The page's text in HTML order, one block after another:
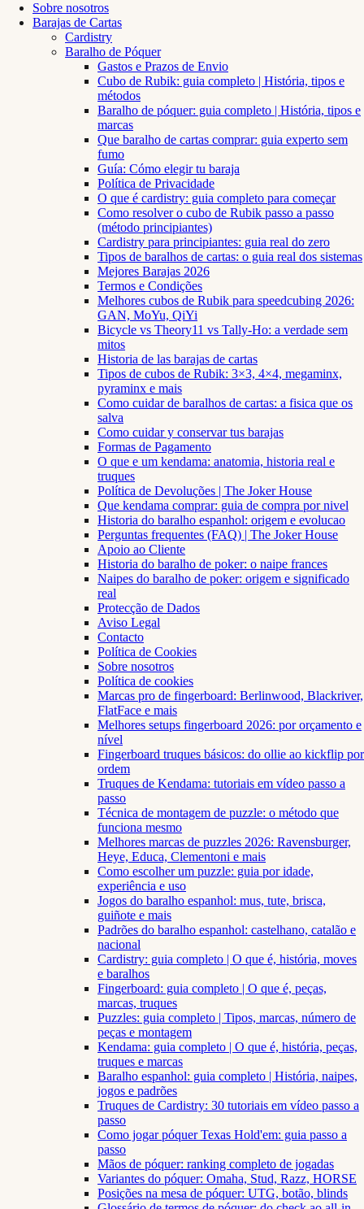
Sobre nosotros
Barajas de Cartas
Cardistry
Baralho de Póquer
Gastos e Prazos de Envio
Cubo de Rubik: guia completo | História, tipos e
métodos
Baralho de póquer: guia completo | História, tipos e
marcas
Que baralho de cartas comprar: guia experto sem
fumo
Guía: Cómo elegir tu baraja
Política de Privacidade
O que é cardistry: guia completo para começar
Como resolver o cubo de Rubik passo a passo
(método principiantes)
Cardistry para principiantes: guia real do zero
Tipos de baralhos de cartas: o guia real dos sistemas
Mejores Barajas 2026
Termos e Condições
Melhores cubos de Rubik para speedcubing 2026:
GAN, MoYu, QiYi
Bicycle vs Theory11 vs Tally-Ho: a verdade sem
mitos
Historia de las barajas de cartas
Tipos de cubos de Rubik: 3×3, 4×4, megaminx,
pyraminx e mais
Como cuidar de baralhos de cartas: a fisica que os
salva
Como cuidar y conservar tus barajas
Formas de Pagamento
O que e um kendama: anatomia, historia real e
truques
Política de Devoluções | The Joker House
Que kendama comprar: guia de compra por nivel
Historia do baralho espanhol: origem e evolucao
Perguntas frequentes (FAQ) | The Joker House
Apoio ao Cliente
Historia do baralho de poker: o naipe frances
Naipes do baralho de poker: origem e significado
real
Protecção de Dados
Aviso Legal
Contacto
Política de Cookies
Sobre nosotros
Política de cookies
Marcas pro de fingerboard: Berlinwood, Blackriver,
FlatFace e mais
Melhores setups fingerboard 2026: por orçamento e
nível
Fingerboard truques básicos: do ollie ao kickflip por
ordem
Truques de Kendama: tutoriais em vídeo passo a
passo
Técnica de montagem de puzzle: o método que
funciona mesmo
Melhores marcas de puzzles 2026: Ravensburger,
Heye, Educa, Clementoni e mais
Como escolher um puzzle: guia por idade,
experiência e uso
Jogos do baralho espanhol: mus, tute, brisca,
guiñote e mais
Padrões do baralho espanhol: castelhano, catalão e
nacional
Cardistry: guia completo | O que é, história, moves
e baralhos
Fingerboard: guia completo | O que é, peças,
marcas, truques
Puzzles: guia completo | Tipos, marcas, número de
peças e montagem
Kendama: guia completo | O que é, história, peças,
truques e marcas
Baralho espanhol: guia completo | História, naipes,
jogos e padrões
Truques de Cardistry: 30 tutoriais em vídeo passo a
passo
Como jogar póquer Texas Hold'em: guia passo a
passo
Mãos de póquer: ranking completo de jogadas
Variantes do póquer: Omaha, Stud, Razz, HORSE
Posições na mesa de póquer: UTG, botão, blinds